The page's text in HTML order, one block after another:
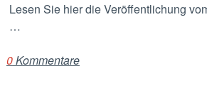
Lesen Sie hier die Veröffentlichung
…
0Kommentare